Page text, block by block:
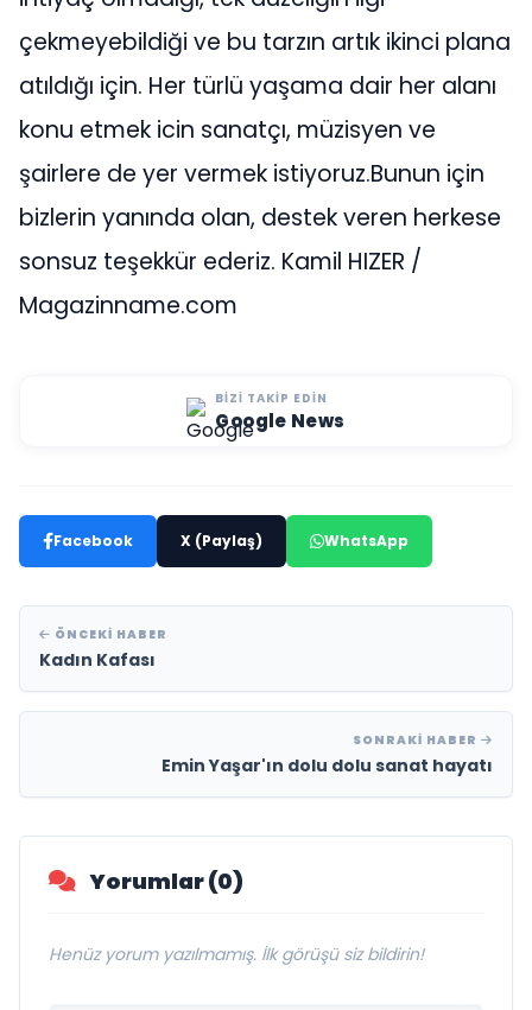
çekmeyebildiği ve bu tarzın artık ikinci plana
atıldığı için. Her türlü yaşama dair her alanı
konu etmek icin sanatçı, müzisyen ve
şairlere de yer vermek istiyoruz.Bunun için
bizlerin yanında olan, destek veren herkese
sonsuz teşekkür ederiz. Kamil HIZER /
Magazinname.com
BIZI TAKIP EDIN
Google News
Facebook X (Paylaş) WhatsApp
ÖNCEKI HABER
Kadın Kafası
SONRAKI HABER
Emin Yaşar'ın dolu dolu sanat hayatı
Yorumlar (0)
Henüz yorum yazılmamış. İlk görüşü siz bildirin!